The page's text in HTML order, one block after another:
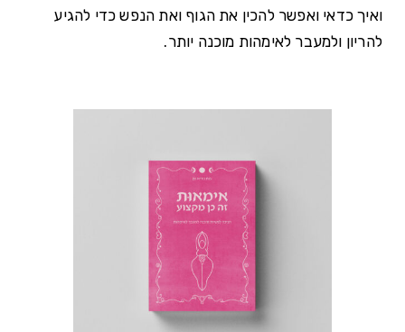
ואיך כדאי ואפשר להכין את הגוף ואת הנפש כדי להגיע
להריון ולמעבר לאימהות מוכנה יותר.